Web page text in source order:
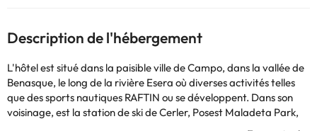
Description de l'hébergement
L'hôtel est situé dans la paisible ville de Campo, dans la vallée de
Benasque, le long de la rivière Esera où diverses activités telles
que des sports nautiques RAFTIN ou se développent. Dans son
voisinage, est la station de ski de Cerler, Posest Maladeta Park,
au nord-ouest Ainsa et le parc national d'Ordesa et Monte